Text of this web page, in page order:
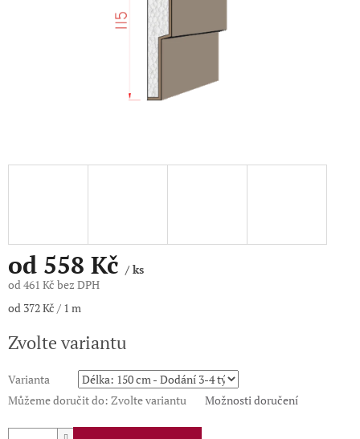
od 558 Kč / ks
od461 Kč bez DPH
Měrná
od 372 Kč / 1 m
Zvolte variantu
Varianta
Můžeme doručit do: Zvolte variantu Možnosti doručení